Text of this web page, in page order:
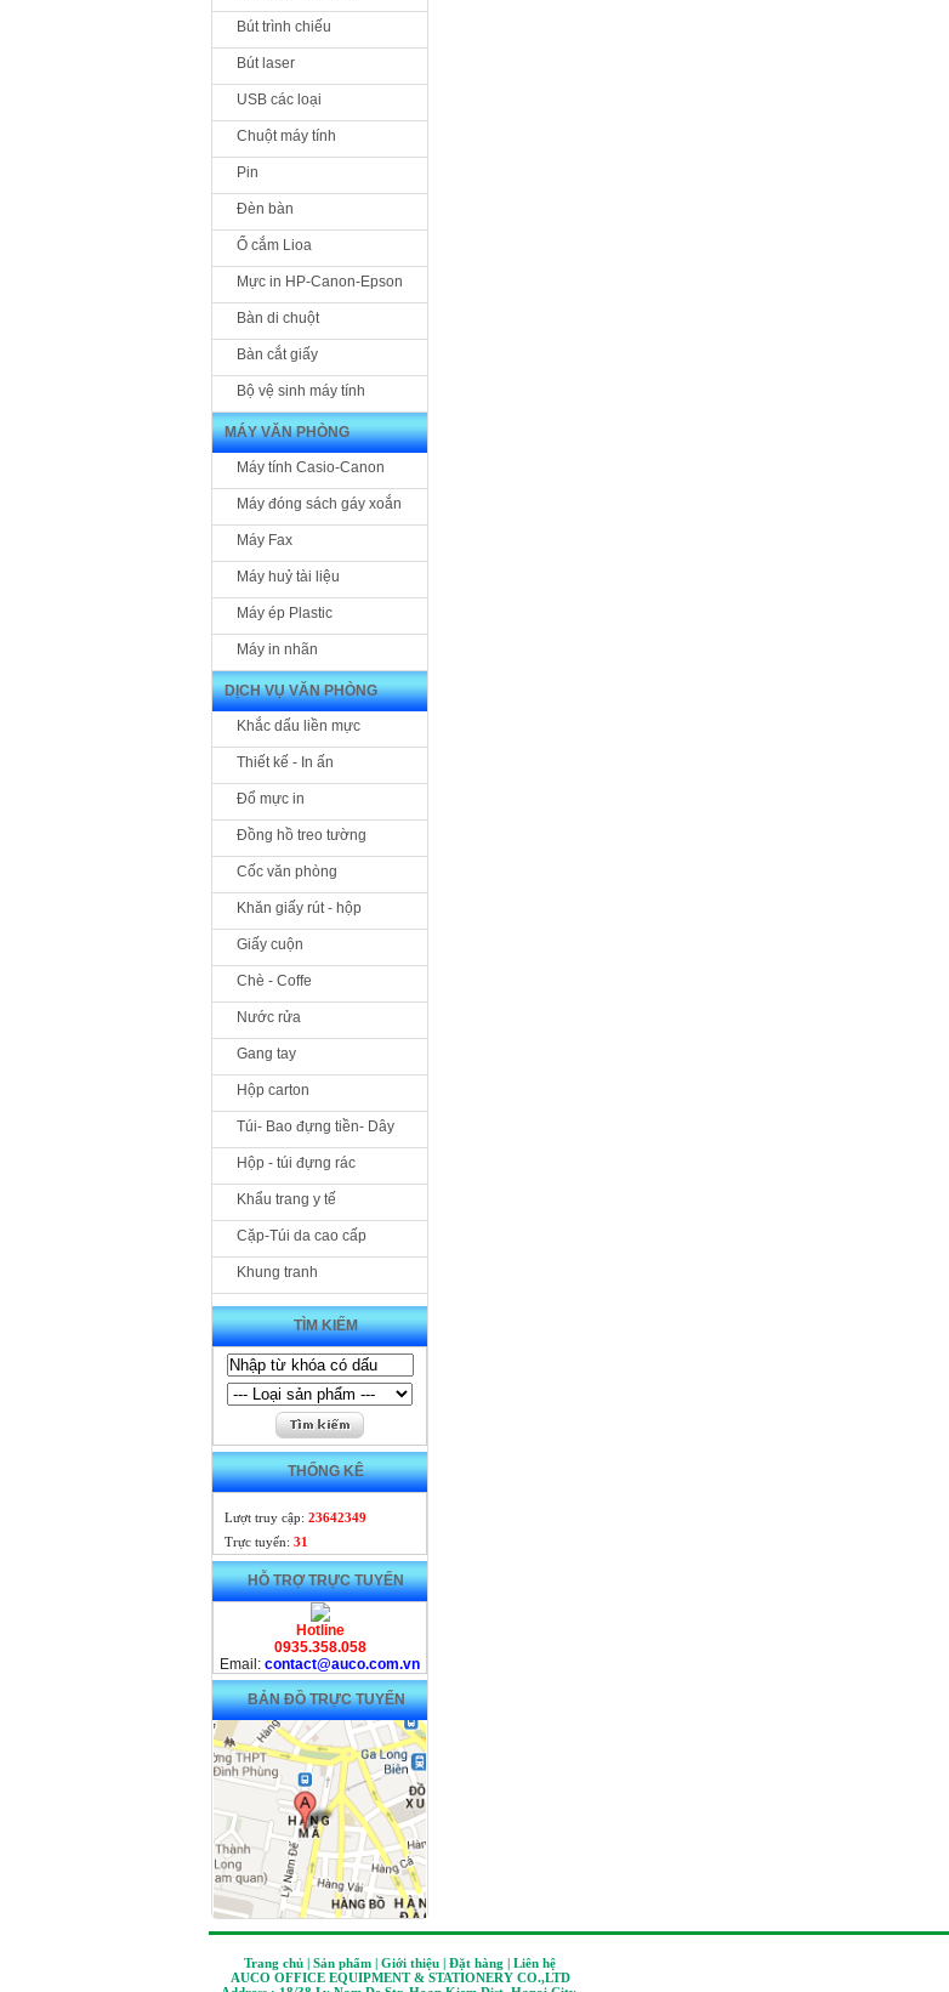
Bút trình chiếu
Bút laser
USB các loại
Chuột máy tính
Pin
Đèn bàn
Ổ cắm Lioa
Mực in HP-Canon-Epson
Bàn di chuột
Bàn cắt giấy
Bộ vệ sinh máy tính
MÁY VĂN PHÒNG
Máy tính Casio-Canon
Máy đóng sách gáy xoắn
Máy Fax
Máy huỷ tài liệu
Máy ép Plastic
Máy in nhãn
DỊCH VỤ VĂN PHÒNG
Khắc dấu liền mực
Thiết kế - In ấn
Đổ mực in
Đồng hồ treo tường
Cốc văn phòng
Khăn giấy rút - hộp
Giấy cuộn
Chè - Coffe
Nước rửa
Gang tay
Hộp carton
Túi- Bao đựng tiền- Dây
Hộp - túi đựng rác
Khẩu trang y tế
Cặp-Túi da cao cấp
Khung tranh
TÌM KIẾM
THỐNG KÊ
Lượt truy cập: 23642349
Trực tuyến: 31
HỖ TRỢ TRỰC TUYẾN
Hotline
0935.358.058
Email: contact@auco.com.vn
BẢN ĐỒ TRỰC TUYẾN
Trang chủ | Sản phẩm | Giới thiệu | Đặt hàng | Liên hệ
AUCO OFFICE EQUIPMENT & STATIONERY CO.,LTD